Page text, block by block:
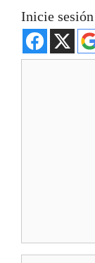
Inicie sesión